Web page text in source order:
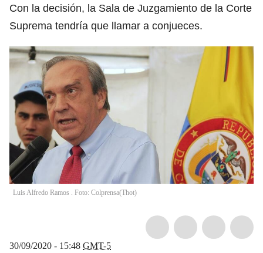
Con la decisión, la Sala de Juzgamiento de la Corte
Suprema tendría que llamar a conjueces.
Luis Alfredo Ramos . Foto: Colprensa(Thot)
30/09/2020 - 15:48 GMT-5